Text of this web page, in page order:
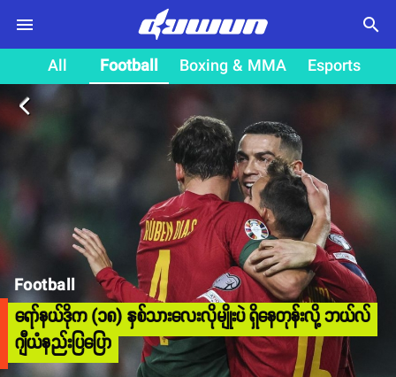
search
All Football Boxing & MMA Esports
arrow_back_ios
Football
ရော်နယ်ဒိုက (၁၈) နှစ်သားလေးလိုမျိုးပဲ ရှိနေတုန်းလို့ ဘယ်လ်
ဂျီယံနည်းပြပြော